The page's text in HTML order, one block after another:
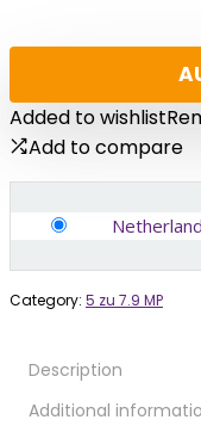
Added to wishlist
Add to compare
Category: 5 zu 7.9 MP
Description
Additional